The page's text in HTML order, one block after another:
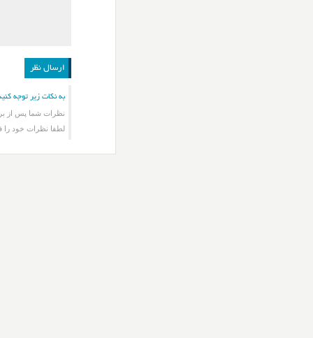
به نکات زیر توجه
نظرات شما پس از
لطفا نظرات خود را